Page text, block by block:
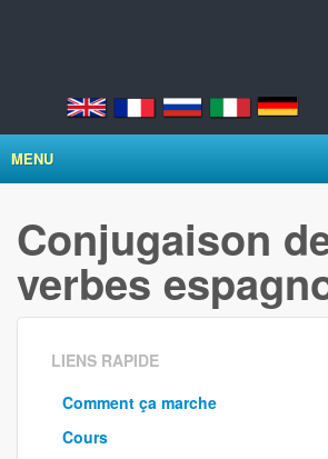
MENU
Conjugaison
verbes
LIENS RAPIDE
Comment ça marche
Cours